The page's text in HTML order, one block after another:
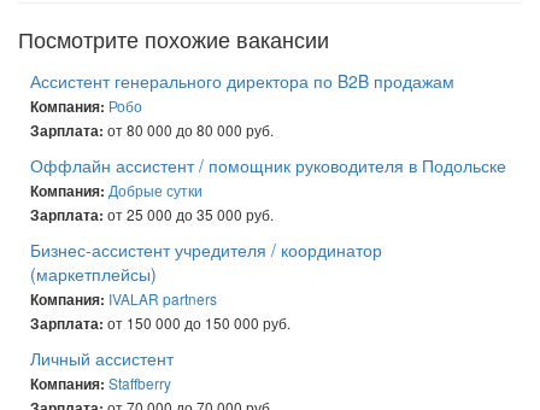
Посмотрите похожие вакансии
Ассистент генерального директора по B2B продажам
Компания: Робо
Зарплата: от 80 000 до 80 000 руб.
Оффлайн ассистент / помощник руководителя в Подольске
Компания: Добрые сутки
Зарплата: от 25 000 до 35 000 руб.
Бизнес-ассистент учредителя / координатор
(маркетплейсы)
Компания: IVALAR partners
Зарплата: от 150 000 до 150 000 руб.
Личный ассистент
Компания: Staffberry